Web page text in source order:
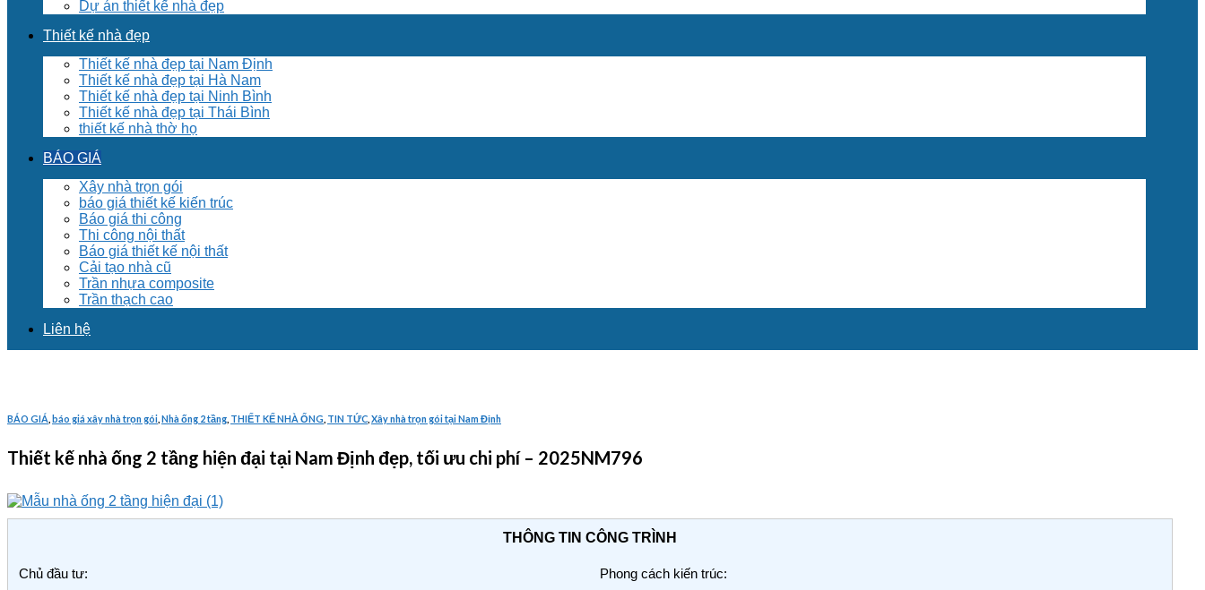
Dự án thiết kế nhà đẹp
Thiết kế nhà đẹp
Thiết kế nhà đẹp tại Nam Định
Thiết kế nhà đẹp tại Hà Nam
Thiết kế nhà đẹp tại Ninh Bình
Thiết kế nhà đẹp tại Thái Bình
thiết kế nhà thờ họ
BÁO GIÁ
Xây nhà trọn gói
báo giá thiết kế kiến trúc
Báo giá thi công
Thi công nội thất
Báo giá thiết kế nội thất
Cải tạo nhà cũ
Trần nhựa composite
Trần thạch cao
Liên hệ
BÁO GIÁ báo giá xây nhà trọn gói Nhà ống 2 tầng THIẾT KẾ NHÀ ỐNG TIN TỨC Xây nhà trọn gói tại Nam Định
Thiết kế nhà ống 2 tầng hiện đại tại Nam Định đẹp, tối ưu chi phí – 2025NM796
THÔNG TIN CÔNG TRÌNH
Chủ đầu tư: Phong cách kiến trúc: